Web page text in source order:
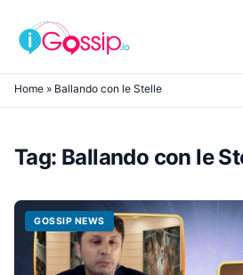
Skip to content
Home » Ballando con le Stelle
Tag: Ballando con le
GOSSIP NEWS